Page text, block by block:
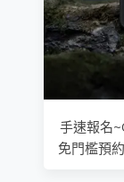
手速報名
免門檻預